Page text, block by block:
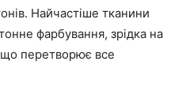
Найчастіше тканини
фарбування, зрідка на
перетворює все